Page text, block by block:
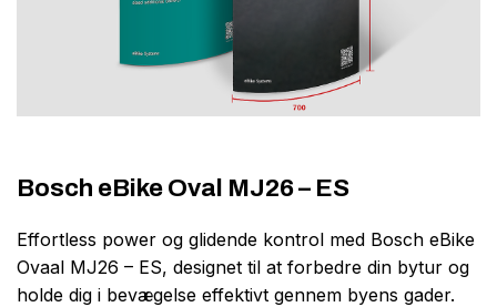
Bosch eBike Oval MJ26 – ES
Effortless power og glidende kontrol med Bosch eBike
Ovaal MJ26 – ES, designet til at forbedre din bytur og
holde dig i bevægelse effektivt gennem byens gader.